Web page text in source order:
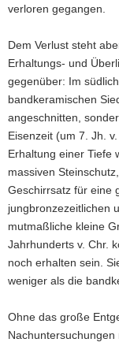
verloren gegangen.
Dem Verlust steht
Erhaltungs- und
gegenüber: Im
bandkeramischen
angeschnitten,
Eisenzeit (um 7. Jh.
Erhaltung einer Tiefe
massiven
Geschirrsatz für eine
jungbronzezeitlichen
mutmaßliche kleine
Jahrhunderts v. Chr.
noch erhalten sein.
weniger als die
Ohne das große